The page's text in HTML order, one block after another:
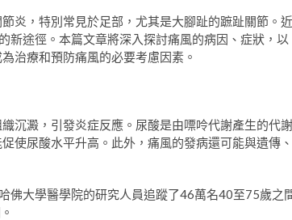
炎，特別常見於足部，尤其是大腳趾的蹠趾關節。近
新途徑。本篇文章將深入探討痛風的病因、症狀，以
治療和預防痛風的必要考慮因素。
沉澱，引發炎症反應。尿酸是由嘌呤代謝產生的代謝
使尿酸水平升高。此外，痛風的發病還可能與遺傳、
佛大學醫學院的研究人員追蹤了46萬名40至75歲之